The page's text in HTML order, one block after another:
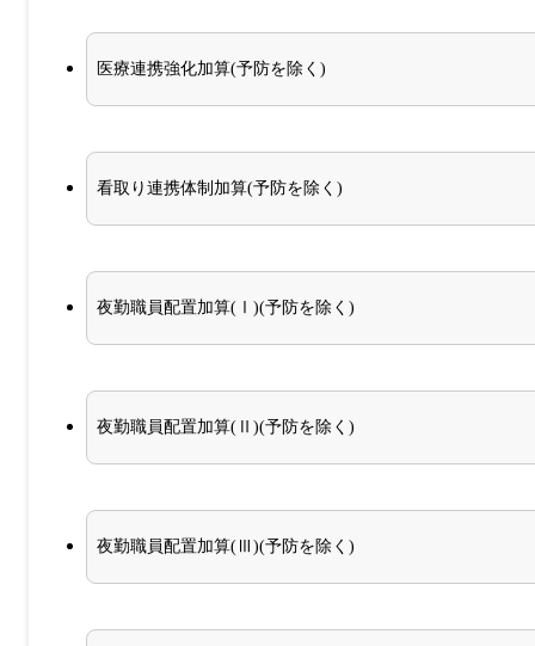
医療連携強化加算(予防を除く)
看取り連携体制加算(予防を除く)
夜勤職員配置加算(Ⅰ)(予防を除く)
夜勤職員配置加算(Ⅱ)(予防を除く)
夜勤職員配置加算(Ⅲ)(予防を除く)